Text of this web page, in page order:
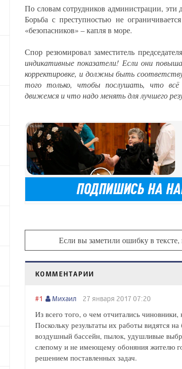
По словам сотрудников администрации, эти
Борьба с преступностью не
«безопасников» – капля в море.
Спор резюмировал заместитель
индикативные показатели! Если они
корректировке, и должны быть
того только, чтобы послушать, что
движемся и что надо менять для лучшего
Если вы заметили ошибку в
КОММЕНТАРИИ
#1 Михаил 27 января 2017 07:20
Из всего того, о чем отчитались
Поскольку результаты их работы видятся
воздушный бассейн, пылок, удушливые
слепому и не имеющему обоняния жителю
решением поставленных задач.